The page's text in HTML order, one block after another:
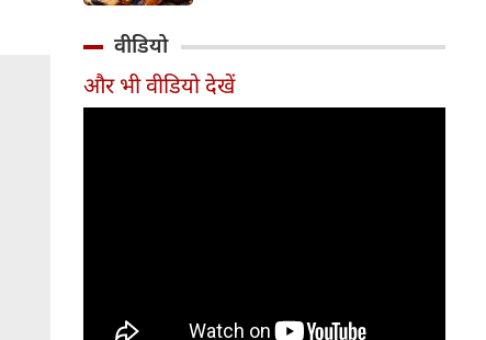
आप अपनी राशि के अनुसार चातुर्मास
में कुछ विशेष उपाय करते हैं, तो
वीडियो
और भी वीडियो देखें